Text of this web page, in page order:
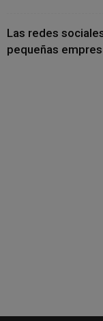
Las redes
pequeñas